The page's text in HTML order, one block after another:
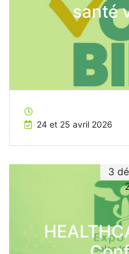
santé
24 et 25 avril 2026
3